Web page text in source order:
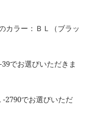
カラー：ＢＬ（ブラッ
でお選びいただきま
-2790でお選びいただ